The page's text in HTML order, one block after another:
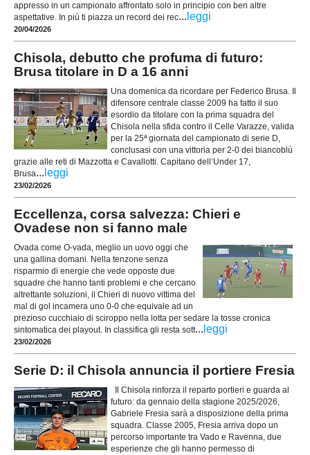
appresso in un campionato affrontato solo in principio con ben altre
aspettative. In più ti piazza un record dei rec... leggi
20/04/2026
Chisola, debutto che profuma di futuro:
Brusa titolare in D a 16 anni
Una domenica da ricordare per Federico Brusa. Il
difensore centrale classe 2009 ha fatto il suo
esordio da titolare con la prima squadra del
Chisola nella sfida contro il Celle Varazze, valida
per la 25ª giornata del campionato di serie D,
conclusasi con una vittoria per 2-0 dei biancoblù
grazie alle reti di Mazzotta e Cavallotti. Capitano dell’Under 17,
Brusa... leggi
23/02/2026
Eccellenza, corsa salvezza: Chieri e
Ovadese non si fanno male
Ovada come O-vada, meglio un uovo oggi che
una gallina domani. Nella tenzone senza
risparmio di energie che vede opposte due
squadre che hanno tanti problemi e che cercano
altrettante soluzioni, il Chieri di nuovo vittima del
mal di gol incamera uno 0-0 che equivale ad un
prezioso cucchiaio di sciroppo nella lotta per sedare la tosse cronica
sintomatica dei playout. In classifica gli resta sott... leggi
23/02/2026
Serie D: il Chisola annuncia il portiere Fresia
Il Chisola rinforza il reparto portieri e guarda al
futuro: da gennaio della stagione 2025/2026,
Gabriele Fresia sarà a disposizione della prima
squadra. Classe 2005, Fresia arriva dopo un
percorso importante tra Vado e Ravenna, due
esperienze che gli hanno permesso di